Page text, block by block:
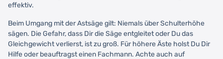
effektiv.
Beim Umgang mit der Astsäge gilt: Niemals über Schulterhöhe
sägen. Die Gefahr, dass Dir die Säge entgleitet oder Du das
Gleichgewicht verlierst, ist zu groß. Für höhere Äste holst Du Dir
Hilfe oder beauftragst einen Fachmann. Achte auch auf